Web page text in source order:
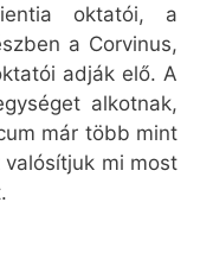
oktatói, a
a Corvinus,
adják elő. A
alkotnak,
már több mint
mi most